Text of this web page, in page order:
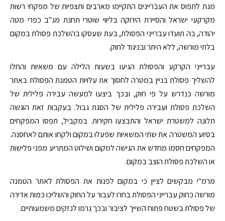
מנת לתפוס את העבריינים התקיימו מארבים ותצפיות של מפקחי רשות
מקרקעי ישראל והסיירת הירוקה בליווי שוטרי תחנת מג"ב כפרי מטה
יהודה, בה תועדו עברייני הפסולת, בעת שעסקו בהשלכת פסולת במקום
בלתי מורשה, ללא היתר ובניגוד לחוק.
עברייני הקרקע והפסולת הגיעו בשעות הלילה עם משאיות והחלו
להשליך פסולת בניין במטרה לחסוך את עלויות הטמנת הפסולת באתר
מורשה כנדרש על פי חוק, ובכך ביצעו למעשה עבירה פלילית של
השלכת פסולת ועבירה פלילית של הסגת גבול. בעקבות זאת הוגשה
תלונה למשטרת ישראל והתבצעו חקירות. במקביל, תפסו המפקחים
בסיוע המשטרה את שתי המשאיות שפעלו במקום ולקחו אותם לאחסנה.
המפקחים חסמו מחדש את הגישה למקום ושילוט המתריע מפני פלישות
או השלכת פסולת הוצב במקום.
מרמ"י מבקשים לציין כי במקום לפנות את הפסולת לאתר הטמנה
מורשה כחוק עברייני הפסולת בחרו לעבור על החוק והשליכו כמות אדירה
של פסולת בשטח פתוח השייך לציבור ובכך גרמו לנזקים משמעותיים.